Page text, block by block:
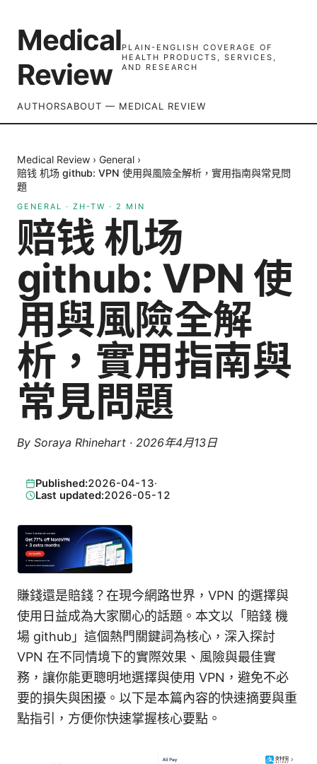
Medical
Review
PLAIN-ENGLISH COVERAGE OF
HEALTH PRODUCTS, SERVICES,
AND RESEARCH
AUTHORSABOUT — MEDICAL REVIEW
Medical Review › General ›
赔钱 机场 github: VPN 使用與風險全解析，實用指南與常見問
題
GENERAL · ZH-TW · 2 MIN
赔钱 机场
github: VPN 使
用與風險全解
析，實用指南與
常見問題
By Soraya Rhinehart · 2026年4月13日
Published:2026-04-13·
Last updated:2026-05-12
賺錢還是賠錢？在現今網路世界，VPN 的選擇與
使用日益成為大家關心的話題。本文以「賠錢 機
場 github」這個熱門關鍵詞為核心，深入探討
VPN 在不同情境下的實際效果、風險與最佳實
務，讓你能更聰明地選擇與使用 VPN，避免不必
要的損失與困擾。以下是本篇內容的快速摘要與重
點指引，方便你快速掌握核心要點。